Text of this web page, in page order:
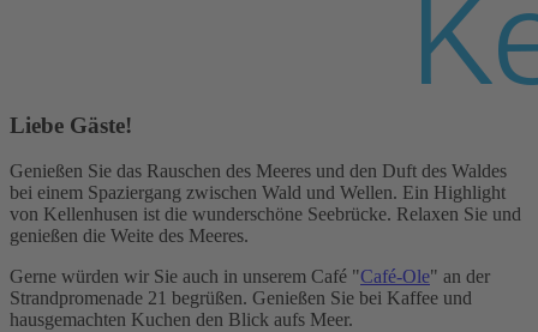
Liebe Gäste!
Genießen Sie das Rauschen des Meeres und den Duft des Waldes
bei einem Spaziergang zwischen Wald und Wellen. Ein Highlight
von Kellenhusen ist die wunderschöne Seebrücke. Relaxen Sie und
genießen die Weite des Meeres.
Gerne würden wir Sie auch in unserem Café "Café-Ole" an der
Strandpromenade 21 begrüßen. Genießen Sie bei Kaffee und
hausgemachten Kuchen den Blick aufs Meer.